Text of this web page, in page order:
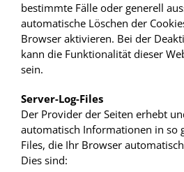
bestimmte Fälle oder generell
automatische Löschen der
Browser aktivieren. Bei der
kann die Funktionalität dieser
sein.
Server-Log-Files
Der Provider der Seiten erhebt
automatisch Informationen in so
Files, die Ihr Browser
Dies sind: